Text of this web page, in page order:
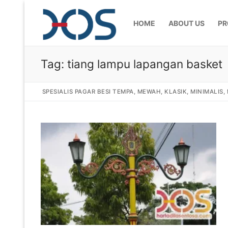
HOME ABOUT US
Home
About Us
Products
Pagar Besi
Railing
Gallery
Gallery
Articles
Tag: tiang lampu lapangan basket
SPESIALIS PAGAR BESI TEMPA, MEWAH, KLASIK, MINIMALIS,